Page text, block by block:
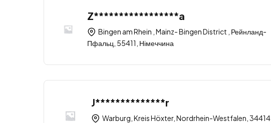
Z*****************a
Bingen am Rhein , Mainz- Bingen District , Рейнланд-
Пфальц, 55411, Німеччина
J**************r
Warburg, Kreis Höxter, Nordrhein-Westfalen, 34414,